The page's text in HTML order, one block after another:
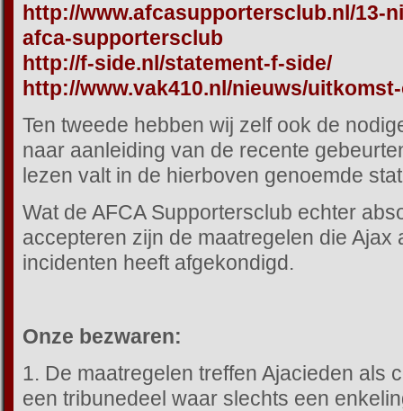
http://www.afcasupportersclub.nl/13-
afca-supportersclub
http://f-side.nl/statement-f-side/
http://www.vak410.nl/nieuws/
Ten tweede hebben wij zelf ook de
naar aanleiding van de recente
lezen valt in de hierboven genoemde
Wat de AFCA Supportersclub echter
accepteren zijn de maatregelen die Ajax
incidenten heeft afgekondigd.
Onze bezwaren:
1. De maatregelen treffen Ajacieden als
een tribunedeel waar slechts een